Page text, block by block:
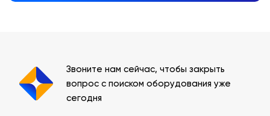
Звоните нам сейчас, чтобы закрыть
вопрос с поиском оборудования уже
сегодня